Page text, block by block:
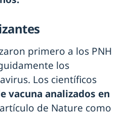
primero a los PNH
los
Los científicos
vacuna analizados en
de Nature como